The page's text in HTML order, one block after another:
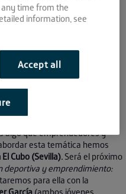
Cubo
17,
algo que emprendedores y
esta temática hemos
Cubo (Sevilla). Será el próximo
deportiva y emprendimiento:
para ella con la
time from the
information, see
Accept all